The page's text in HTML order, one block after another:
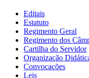
Editais
Estatuto
Regimento Geral
Regimento dos
Cartilha do Servidor
Organização
Convocações
Leis